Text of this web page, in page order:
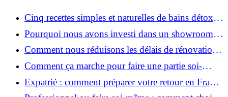
Cinq recettes simples et naturelles de bains détox
maison
Pourquoi nous avons investi dans un showroom-
atelier et ce que cela apporte aux clients
Comment nous réduisons les délais de rénovation à
3 mois au lieu de 6?
Comment ça marche pour faire une partie soi-
même et nous confier le reste ?
Expatrié : comment préparer votre retour en France
et rénover votre bien à distance ?